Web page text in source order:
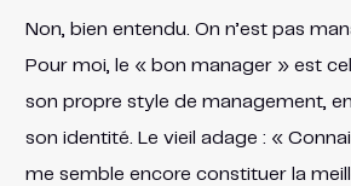
Non, bien entendu. On n’est pas
Pour moi, le « bon manager » est
son propre style de management,
son identité. Le vieil adage : «
me semble encore constituer la